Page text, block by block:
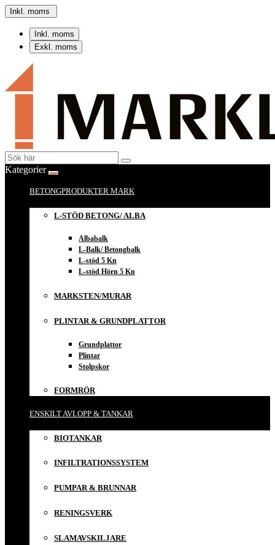
Inkl. moms
Inkl. moms
Exkl. moms
Kategorier
BETONGPRODUKTER MARK
L-STÖD BETONG/ ALBA
Albabalk
L-Balk/ Betongbalk
L-stöd 5 Kn
L-stöd Hörn 5 Kn
MARKSTEN/MURAR
PLINTAR & GRUNDPLATTOR
Grundplattor
Plintar
Stolpskor
FORMRÖR
ENSKILT AVLOPP & TANKAR
BIOTANKAR
INFILTRATIONSSYSTEM
PUMPAR & BRUNNAR
RENINGSVERK
SLAMAVSKILJARE